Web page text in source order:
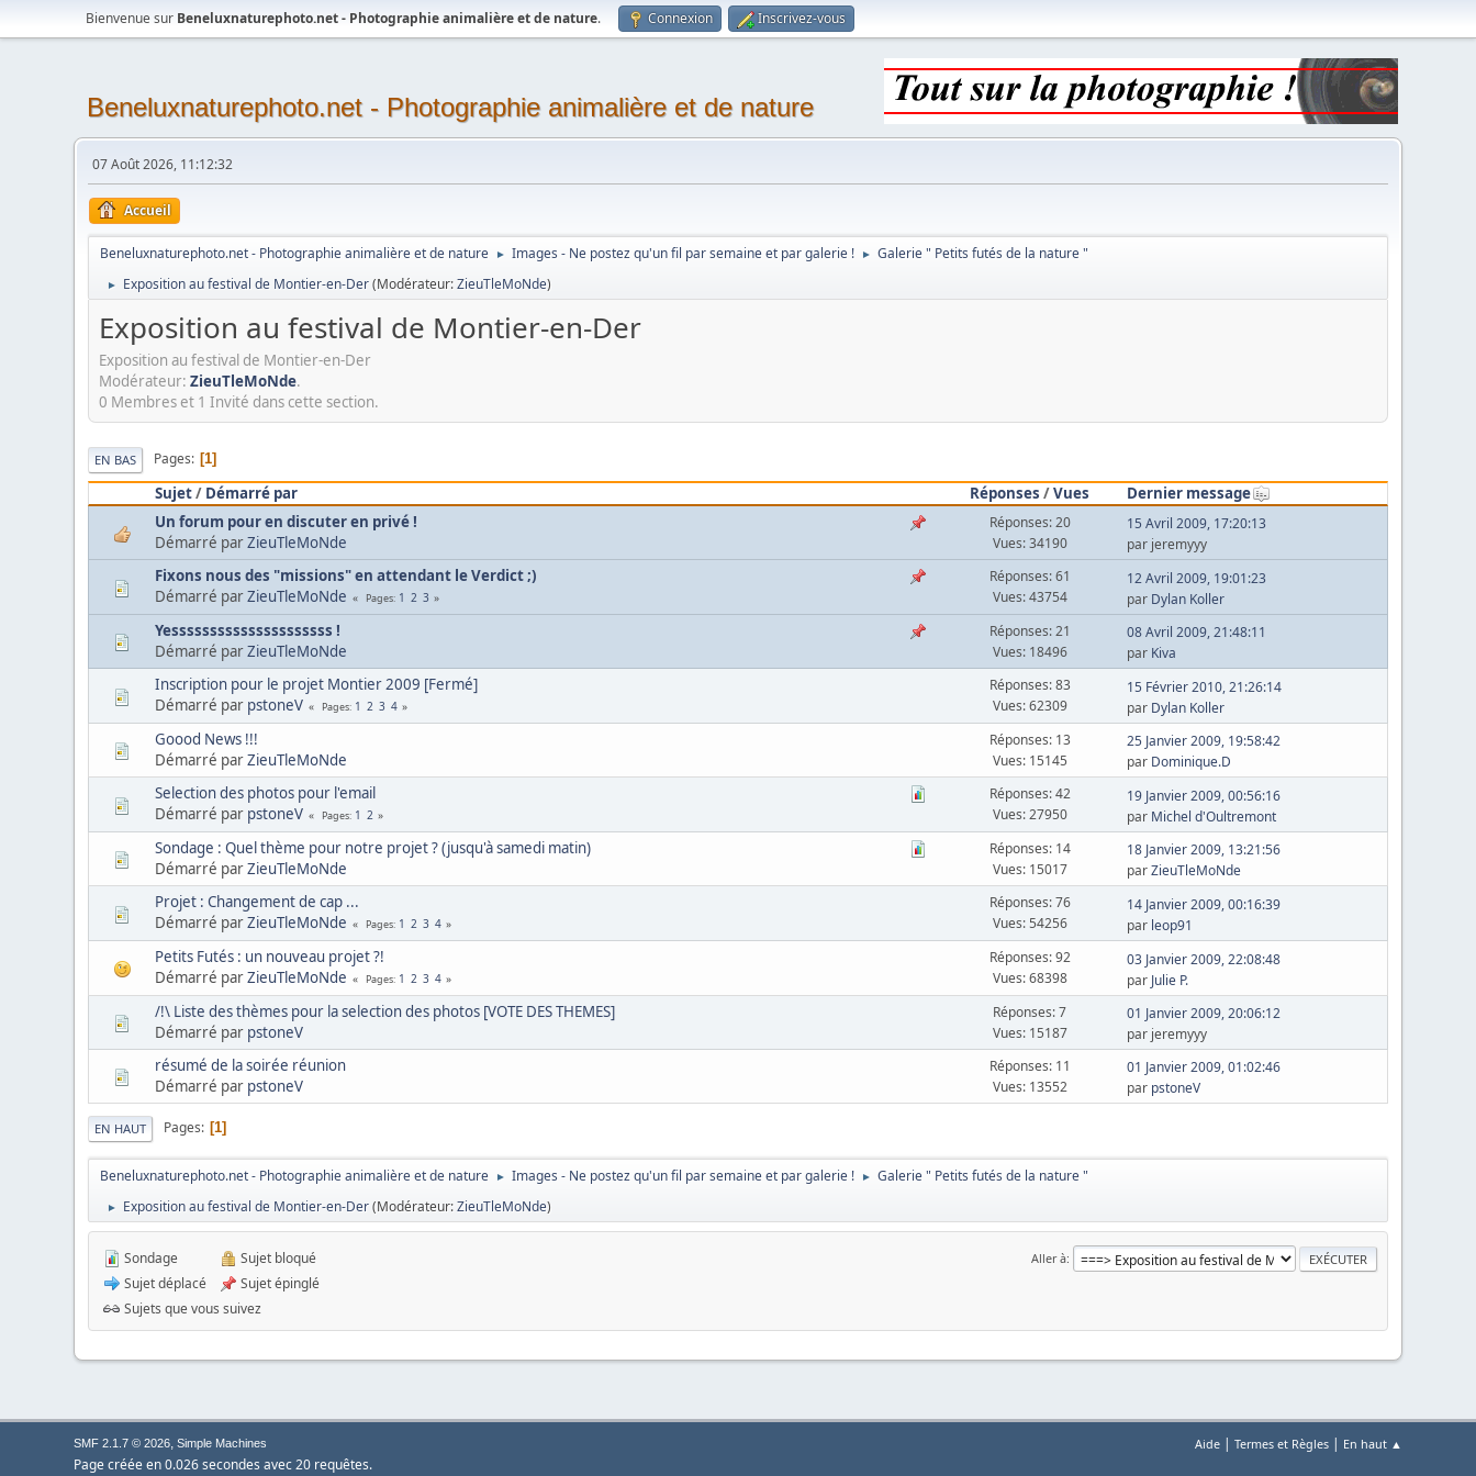
Bienvenue sur Beneluxnaturephoto.net - Photographie animalière et de nature. Connexion Inscrivez-vous
Beneluxnaturephoto.net - Photographie animalière et de nature
07 Août 2026, 11:12:32
Accueil
Beneluxnaturephoto.net - Photographie animalière et de nature ► Images - Ne postez qu'un fil par semaine et par galerie ! ► Galerie " Petits futés de la nature "
► Exposition au festival de Montier-en-Der(Modérateur:ZieuTleMoNde)
Exposition au festival de Montier-en-Der
Exposition au festival de Montier-en-Der
Modérateur:ZieuTleMoNde.
0 Membres et 1 Invité dans cette section.
EN BAS Pages 1
Sujet/ Démarré par Réponses /Vues
Dernier message
Un forum pour en discuter en privé !
Démarré parZieuTleMoNde
Réponses: 20
Vues: 34190
15 Avril 2009, 17:20:13
par jeremyyy
Fixons nous des "missions" en attendant le Verdict ;)
Démarré parZieuTleMoNde Pages 1 2 3
Réponses: 61
Vues: 43754
12 Avril 2009, 19:01:23
par Dylan Koller
Yesssssssssssssssssssss !
Démarré parZieuTleMoNde
Réponses: 21
Vues: 18496
08 Avril 2009, 21:48:11
par Kiva
Inscription pour le projet Montier 2009 [Fermé]
Démarré par pstoneV Pages 1 2 3 4
Réponses: 83
Vues: 62309
15 Février 2010, 21:26:14
par Dylan Koller
Goood News !!!
Démarré parZieuTleMoNde
Réponses: 13
Vues: 15145
25 Janvier 2009, 19:58:42
par Dominique.D
Selection des photos pour l'email
Démarré par pstoneV Pages 1 2
Réponses: 42
Vues: 27950
19 Janvier 2009, 00:56:16
par Michel d'Oultremont
Sondage : Quel thème pour notre projet ? (jusqu'à samedi matin)
Démarré parZieuTleMoNde
Réponses: 14
Vues: 15017
18 Janvier 2009, 13:21:56
parZieuTleMoNde
Projet : Changement de cap ...
Démarré parZieuTleMoNde Pages 1 2 3 4
Réponses: 76
Vues: 54256
14 Janvier 2009, 00:16:39
par leop91
Petits Futés : un nouveau projet ?!
Démarré parZieuTleMoNde Pages 1 2 3 4
Réponses: 92
Vues: 68398
03 Janvier 2009, 22:08:48
par Julie P.
/!\ Liste des thèmes pour la selection des photos [VOTE DES THEMES]
Démarré par pstoneV
Réponses: 7
Vues: 15187
01 Janvier 2009, 20:06:12
par jeremyyy
résumé de la soirée réunion
Démarré par pstoneV
Réponses: 11
Vues: 13552
01 Janvier 2009, 01:02:46
par pstoneV
EN HAUT Pages 1
Beneluxnaturephoto.net - Photographie animalière et de nature ► Images - Ne postez qu'un fil par semaine et par galerie ! ► Galerie " Petits futés de la nature "
► Exposition au festival de Montier-en-Der(Modérateur:ZieuTleMoNde)
Aller à
Sondage
Sujet déplacé
Sujet bloqué
Sujet épinglé
Sujets que vous suivez
Aide| Termes et Règles| En haut ▲
SMF 2.1.7 © 2026,Simple Machines
Page créée en 0.026 secondes avec 20 requêtes.